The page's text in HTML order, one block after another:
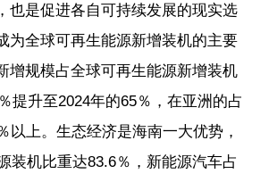
也是促进各自可持续发展的现实选
为全球可再生能源新增装机的主要
增规模占全球可再生能源新增装机
提升至2024年的65％，在亚洲的占
以上。生态经济是海南一大优势，
装机比重达83.6％，新能源汽车占